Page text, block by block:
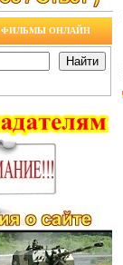
ФИЛЬМЫ ОНЛАЙН